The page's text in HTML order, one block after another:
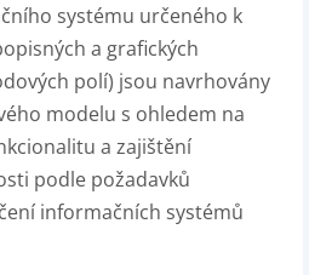
systému určeného k
a grafických
polí) jsou navrhovány
modelu s ohledem na
a zajištění
podle požadavků
informačních systémů